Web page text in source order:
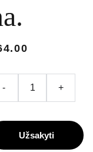
- +
Užsakyti